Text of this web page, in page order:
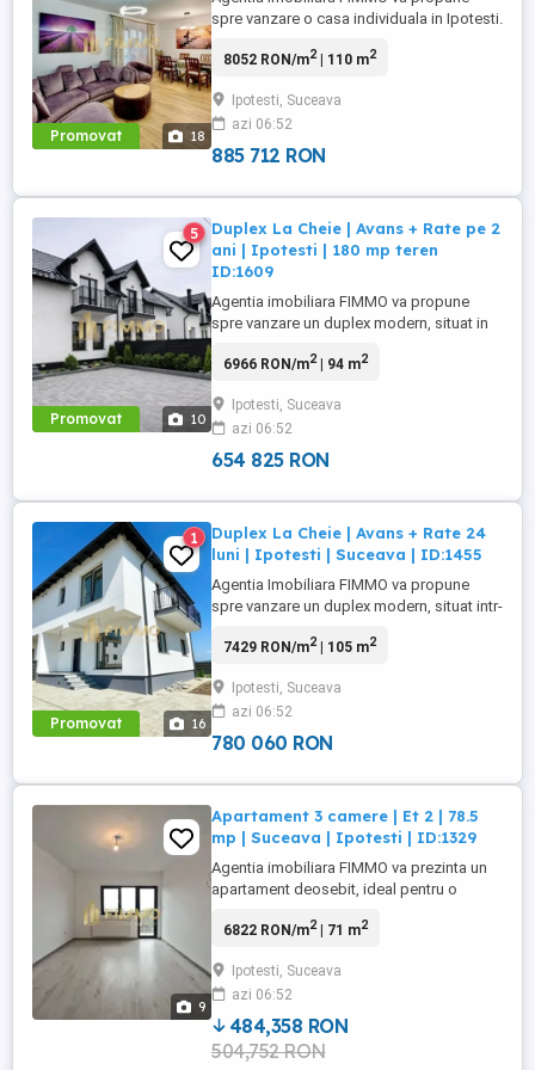
Promovat 18
spre vanzare o casa individuala in Ipotesti.
cauta liniste, spatiu si confort real.
primitoare si spatiile atent ingrijite. Livingul
generos, amenajat in tonuri calde si
luminoase, creeaza ...
8052 RON/m2| 110 m2
Ipotesti, Suceava
azi 06:52
885 712 RON
Promovat 10
5
Duplex La Cheie | Avans + Rate pe 2
ani | Ipotesti | 180 mp teren
ID:1609
Agentia imobiliara FIMMO va propune
spre vanzare un duplex modern, situat in
zona centrala aflata in plina dezvoltare.
de 180 mp si are o suprafata totala de 116
mp, cu o suprafata utila de 94 mp, fiind o
alegere potrivita ...
6966 RON/m2| 94 m2
Ipotesti, Suceava
azi 06:52
654 825 RON
Promovat 16
1
Duplex La Cheie | Avans + Rate 24
luni | Ipotesti | Suceava | ID:1455
Agentia Imobiliara FIMMO va propune
spre vanzare un duplex modern, situat intr-
doar 5 km de centrul orasului Suceava.
pod si este amplasata pe un teren de
250mp, intr-o zona linistita, cu acces
privat. Compartimentarea ...
7429 RON/m2| 105 m2
Ipotesti, Suceava
azi 06:52
780 060 RON
9
Apartament 3 camere | Et 2 | 78.5
mp | Suceava | Ipotesti | ID:1329
Agentia imobiliara FIMMO va prezinta un
apartament deosebit, ideal pentru o
si acces rapid catre toate punctele de
Ipotesti, la doar 5 minute de centrul
orasului, acest apartament imbina
armonios linistea unei zone rezidentiale ...
6822 RON/m2| 71 m2
Ipotesti, Suceava
azi 06:52
484,358 RON
504,752 RON